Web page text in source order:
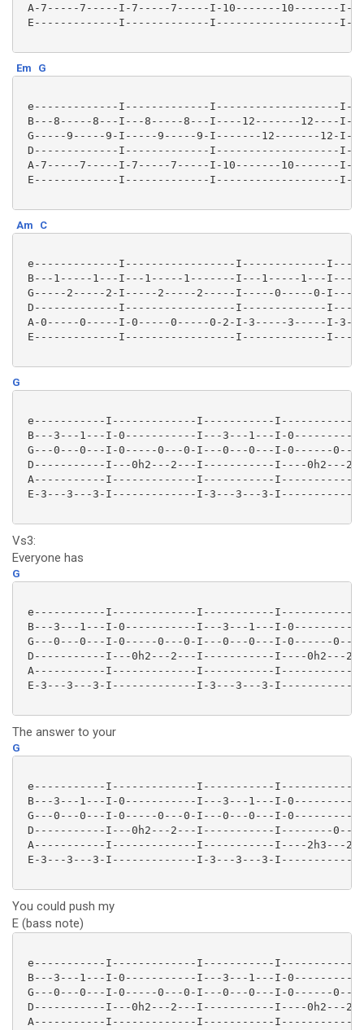
A-7-----7-----I-7-----7-----I-10-------10-------I-
E-------------I-------------I-------------------
Em G
e-------------I-------------I-------------------
B---8-----8---I---8-----8---I----12-------12----
G-----9-----9-I-----9-----9-I-------12-------12-
D-------------I-------------I-------------------
A-7-----7-----I-7-----7-----I-10-------10-------I-
E-------------I-------------I-------------------
Am C
e-------------I-----------------I-------------
B---1-----1---I---1-----1-------I---1-----1---I---
G-----2-----2-I-----2-----2-----I-----0-----0-
D-------------I-----------------I-------------
A-0-----0-----I-0-----0-----0-2-I-3-----3-----I-
E-------------I-----------------I-------------
G
e-----------I-------------I-----------
B---3---1---I-0-----------I---3---1---I-
G---0---0---I-0-----0---0-I---0---0---I-0------0---
D-----------I---0h2---2---I-----------I----0h2---
A-----------I-------------I-----------
E-3---3---3-I-------------I-3---3---3-
Vs3:
Everyone has
G
e-----------I-------------I-----------
B---3---1---I-0-----------I---3---1---I-
G---0---0---I-0-----0---0-I---0---0---I-0------0---
D-----------I---0h2---2---I-----------I----0h2---
A-----------I-------------I-----------
E-3---3---3-I-------------I-3---3---3-
The answer to your
G
e-----------I-------------I-----------
B---3---1---I-0-----------I---3---1---I-
G---0---0---I-0-----0---0-I---0---0---I-
D-----------I---0h2---2---I-----------I--------
A-----------I-------------I-----------I----2h3---2-
E-3---3---3-I-------------I-3---3---3-
You could push my
E (bass note)
e-----------I-------------I-----------
B---3---1---I-0-----------I---3---1---I-
G---0---0---I-0-----0---0-I---0---0---I-0------0---
D-----------I---0h2---2---I-----------I----0h2---
A-----------I-------------I-----------